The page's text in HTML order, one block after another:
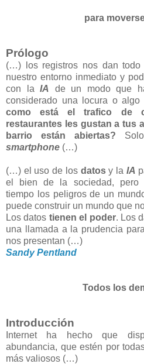
para
Prólogo
(…) los registros nos dan todo
nuestro entorno inmediato y
con la IA de un modo que
considerado una locura o algo
como está el trafico de
restaurantes les gustan a tus
barrio están abiertas?
smartphone (…)
(…) el uso de los datosy la IA
el bien de la sociedad, pero
tiempo los peligros de un
puede construir un mundo que
Los datos tienen el poder. Los
una llamada a la prudencia
nos presentan (…)
Sandy Pentland
Todos los
Introducción
Internet ha hecho que
abundancia, que estén por
más valiosos (…)